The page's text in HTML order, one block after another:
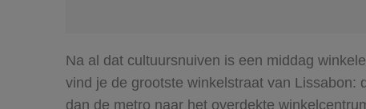
Na al dat cultuursnuiven is een middag
vind je de grootste winkelstraat van Lissabon:
dan de metro naar het overdekte